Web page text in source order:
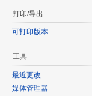
打印/导出
可打印版本
工具
最近更改
媒体管理器